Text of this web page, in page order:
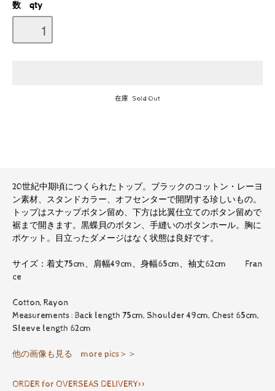
数 qty
在庫 Sold Out
20世紀中期頃につくられたトップ。ブラックのコットン・レーヨ
ン素材、スタンドカラー、オフセンターで開閉する珍しいもの。
トップはスナップボタン留め、下方は比翼仕立てのボタン留めで
裾まで開きます。黒蝶貝のボタン、手縫いのボタンホール。胸に
ポケット。目立ったダメージはなく状態は良好です。
サイズ：着丈75cm、肩幅49cm、身幅65cm、袖丈62cm Fran
ce
Cotton, Rayon
Measurements : Back length 75cm, Shoulder 49cm, Chest 65cm,
Sleeve length 62cm
他の画像も見る more pics＞＞
ORDER for OVERSEAS DELIVERY>>